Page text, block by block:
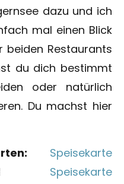
dazu und ich
mal einen Blick
beiden Restaurants
du dich bestimmt
oder natürlich
Du machst hier
Speisekarte
Speisekarte